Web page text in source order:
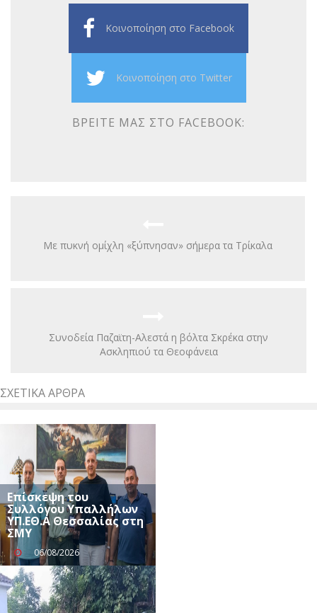
Κοινοποίηση στο Facebook
Κοινοποίηση στο Twitter
ΒΡΕΊΤΕ ΜΑΣ ΣΤΟ FACEBOOK:
Με πυκνή ομίχλη «ξύπνησαν» σήμερα τα Τρίκαλα
Συνοδεία Παζαϊτη-Αλεστά η βόλτα Σκρέκα στην
Ασκληπιού τα Θεοφάνεια
ΣΧΕΤΙΚΆ ΆΡΘΡΑ
Επίσκεψη του
Συλλόγου Υπαλλήλων
ΥΠ.ΕΘ.Α Θεσσαλίας στη
ΣΜΥ
06/08/2026